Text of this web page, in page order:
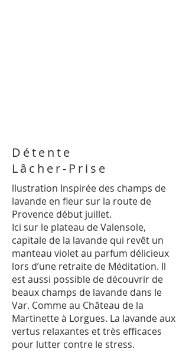
Détente
Lâcher-Prise
llustration Inspirée des champs de
lavande en fleur sur la route de
Provence début juillet.
Ici sur le plateau de Valensole,
capitale de la lavande qui revêt un
manteau violet au parfum délicieux
lors d’une retraite de Méditation. Il
est aussi possible de découvrir de
beaux champs de lavande dans le
Var. Comme au Château de la
Martinette à Lorgues. La lavande aux
vertus relaxantes et très efficaces
pour lutter contre le stress.